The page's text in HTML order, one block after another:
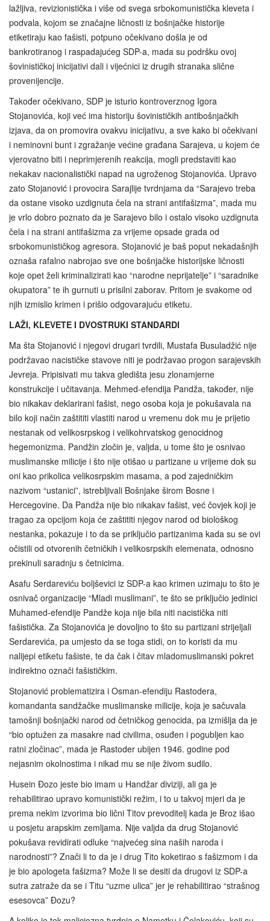
lažljiva, revizionistička i više od svega srbokomunistička kleveta i
podvala, kojom se značajne ličnosti iz bošnjačke historije
etiketiraju kao fašisti, potpuno očekivano došla je od
bankrotiranog i raspadajućeg SDP-a, mada su podršku ovoj
šovinističkoj inicijativi dali i vijećnici iz drugih stranaka slične
provenijencije.
Također očekivano, SDP je isturio kontroverznog Igora
Stojanovića, koji već ima historiju šovinističkih antibošnjačkih
izjava, da on promovira ovakvu inicijativu, a sve kako bi očekivani
i neminovni bunt i zgražanje većine građana Sarajeva, u kojem će
vjerovatno biti i neprimjerenih reakcija, mogli predstaviti kao
nekakav nacionalistički napad na ugroženog Stojanovića. Upravo
zato Stojanović i provocira Sarajlije tvrdnjama da “Sarajevo treba
da ostane visoko uzdignuta čela na strani antifašizma”, mada mu
je vrlo dobro poznato da je Sarajevo bilo i ostalo visoko uzdignuta
čela i na strani antifašizma za vrijeme opsade grada od
srbokomunističkog agresora. Stojanović je baš poput nekadašnjih
oznaša rafalno nabrojao sve one bošnjačke historijske ličnosti
koje opet želi kriminalizirati kao “narodne neprijatelje” i “saradnike
okupatora” te ih gurnuti u prisilni zaborav. Pritom je svakome od
njih izmislio krimen i prišio odgovarajuću etiketu.
LAŽI, KLEVETE I DVOSTRUKI STANDARDI
Ma šta Stojanović i njegovi drugari tvrdili, Mustafa Busuladžić nije
podržavao nacističke stavove niti je podržavao progon sarajevskih
Jevreja. Pripisivati mu takva gledišta jesu zlonamjerne
konstrukcije i učitavanja. Mehmed-efendija Pandža, također, nije
bio nikakav deklarirani fašist, nego osoba koja je pokušavala na
bilo koji način zaštititi vlastiti narod u vremenu dok mu je prijetio
nestanak od velikosrpskog i velikohrvatskog genocidnog
hegemonizma. Pandžin zločin je, valjda, u tome što je osnivao
muslimanske milicije i što nije otišao u partizane u vrijeme dok su
oni kao prikolica velikosrpskim masama, a pod zajedničkim
nazivom “ustanici”, istrebljivali Bošnjake širom Bosne i
Hercegovine. Da Pandža nije bio nikakav fašist, već čovjek koji je
tragao za opcijom koja će zaštititi njegov narod od biološkog
nestanka, pokazuje i to da se priključio partizanima kada su se ovi
očistili od otvorenih četničkih i velikosrpskih elemenata, odnosno
prekinuli saradnju s četnicima.
Asafu Serdareviću boljševici iz SDP-a kao krimen uzimaju to što je
osnivač organizacije “Mladi muslimani”, te što se priključio jedinici
Muhamed-efendije Pandže koja nije bila niti nacistička niti
fašistička. Za Stojanovića je dovoljno to što su partizani strijeljali
Serdarevića, pa umjesto da se toga stidi, on to koristi da mu
nalijepi etiketu fašiste, te da čak i čitav mladomuslimanski pokret
indirektno označi fašističkim.
Stojanović problematizira i Osman-efendiju Rastodera,
komandanta sandžačke muslimanske milicije, koja je sačuvala
tamošnji bošnjački narod od četničkog genocida, pa izmišlja da je
“bio optužen za masakre nad civilima, osuđen i pogubljen kao
ratni zločinac”, mada je Rastoder ubijen 1946. godine pod
nejasnim okolnostima i nikad mu se nije živom sudilo.
Husein Đozo jeste bio imam u Handžar diviziji, ali ga je
rehabilitirao upravo komunistički režim, i to u takvoj mjeri da je
prema nekim izvorima bio lični Titov prevoditelj kada je Broz išao
u posjetu arapskim zemljama. Nije valjda da drug Stojanović
pokušava revidirati odluke “najvećeg sina naših naroda i
narodnosti”? Znači li to da je i drug Tito koketirao s fašizmom i da
je bio apologeta fašizma? Može li se desiti da drugovi iz SDP-a
sutra zatraže da se i Titu “uzme ulica” jer je rehabilitirao “strašnog
esesovca” Đozu?